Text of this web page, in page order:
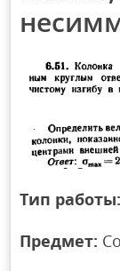
Тип работы:
Предмет: